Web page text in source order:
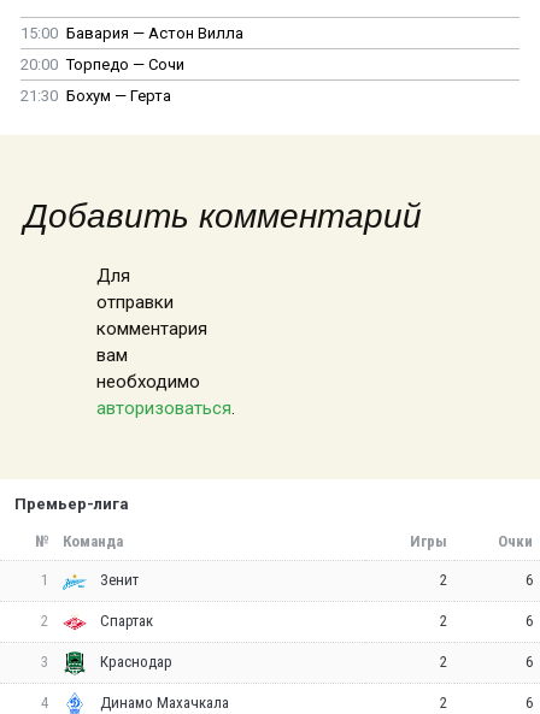
15:00 Бавария — Астон Вилла
20:00 Торпедо — Сочи
21:30 Бохум — Герта
Добавить комментарий
Для
отправки
комментария
вам
необходимо
авторизоваться.
Премьер-лига
№ Команда Игры Очки
1 Зенит 2 6
2 Спартак 2 6
3 Краснодар 2 6
4 Динамо Махачкала 2 6